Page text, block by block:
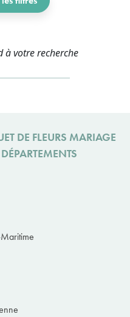
à votre recherche
DE FLEURS MARIAGE